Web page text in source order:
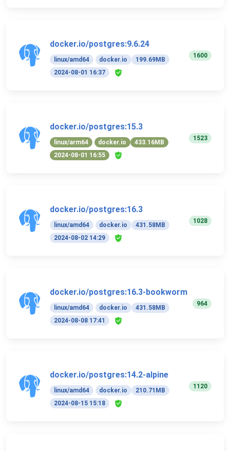
docker.io/postgres:9.6.24
linux/amd64 docker.io
199.69MB
2024-08-01 16:37
1600
docker.io/postgres:15.3
linux/arm64 docker.io
433.16MB
2024-08-01 16:55
1523
docker.io/postgres:16.3
linux/amd64 docker.io
431.58MB
2024-08-02 14:29
1028
docker.io/postgres:16.3-bookworm
linux/amd64 docker.io
431.58MB
2024-08-08 17:41
964
docker.io/postgres:14.2-alpine
linux/amd64 docker.io
210.71MB
2024-08-15 15:18
1120